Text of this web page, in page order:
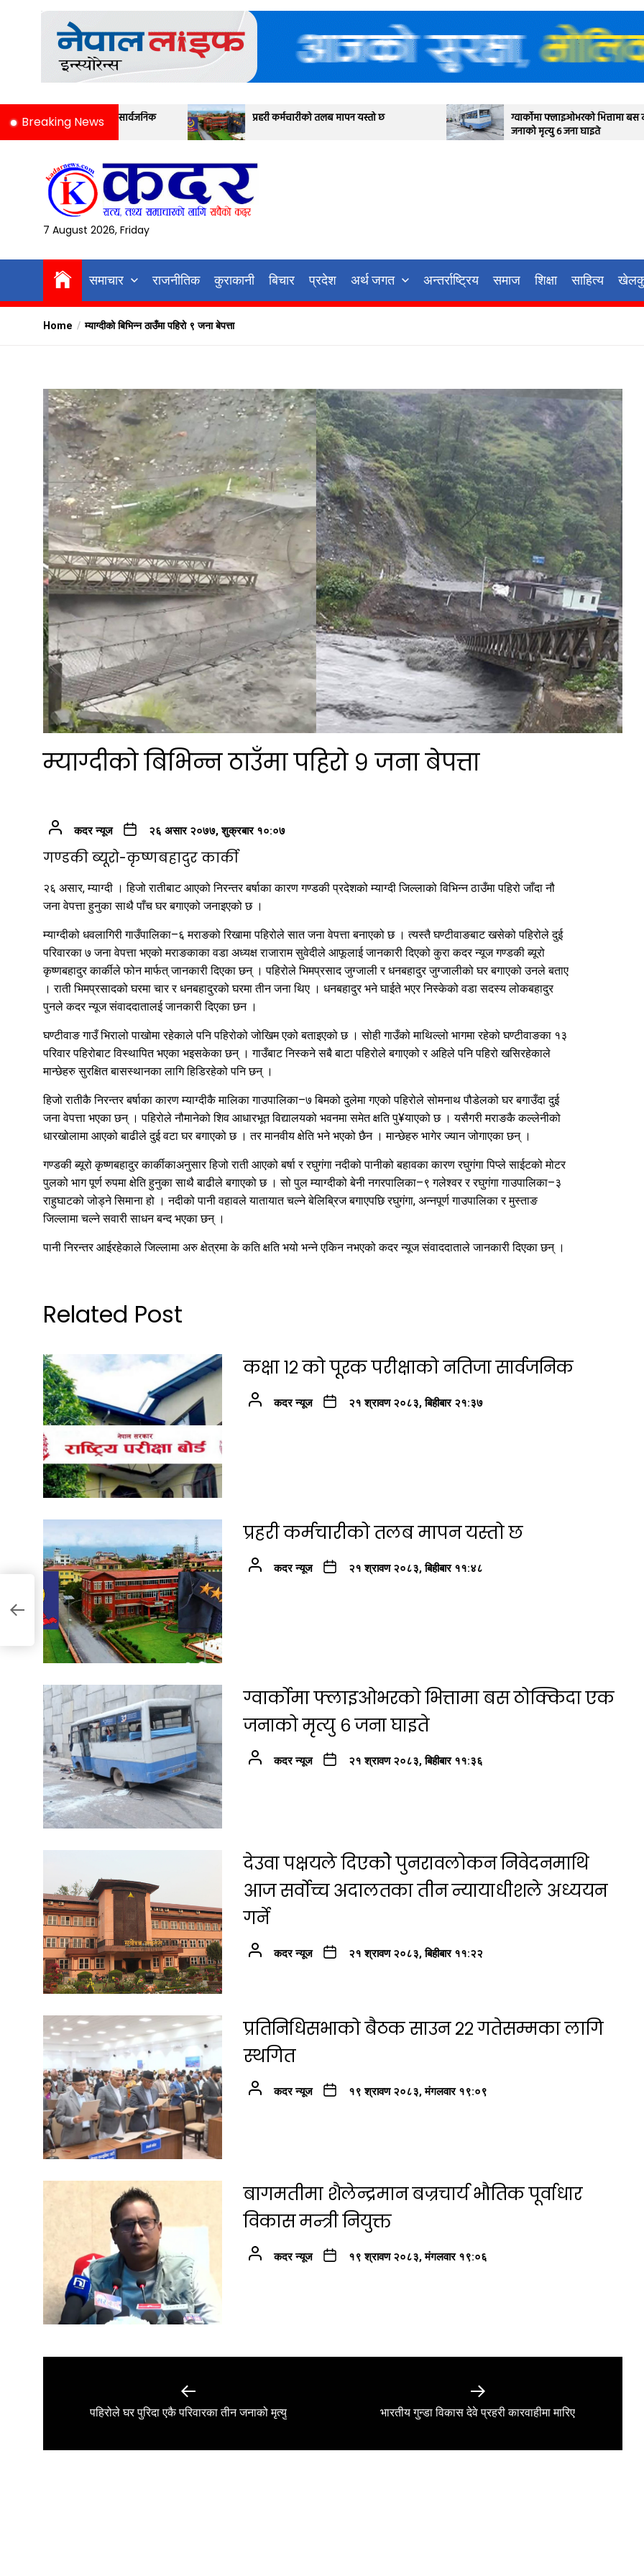
Breaking News प्रहरी कर्मचारीको तलब मापन यस्तो छ
ग्वार्कोमा फ्लाइओभरको भित्तामा बस ठोक्किदा एक
जनाको मृत्यु ६ जना घाइते
7 August 2026, Friday
समाचार राजनीतिक कुराकानी बिचार प्रदेश अर्थ जगत अन्तर्राष्ट्रिय समाज शिक्षा साहित्य
Home म्याग्दीको बिभिन्न ठाउँमा पहिरो ९ जना बेपत्ता
म्याग्दीको बिभिन्न ठाउँमा पहिरो ९ जना बेपत्ता
कदर न्यूज २६ असार २०७७, शुक्रबार १०:०७
गण्डकी ब्यूरो-कृष्णबहादुर कार्की
२६ असार, म्याग्दी । हिजो रातीबाट आएको निरन्तर बर्षाका कारण गण्डकी प्रदेशको म्याग्दी जिल्लाको विभिन्न ठाउँमा पहिरो जाँदा नौ
जना वेपत्ता हुनुका साथै पाँच घर बगाएको जनाइएको छ ।
म्याग्दीको धवलागिरी गाउँपालिका–६ मराङको रिखामा पहिरोले सात जना वेपत्ता बनाएको छ । त्यस्तै घण्टीवाङबाट खसेको पहिरोले दुई
परिवारका ७ जना वेपत्ता भएको मराङकाका वडा अध्यक्ष राजाराम सुवेदीले आफूलाई जानकारी दिएको कुरा कदर न्यूज गण्डकी ब्यूरो
कृष्णबहादुर कार्कीले फोन मार्फत् जानकारी दिएका छन् । पहिरोले भिमप्रसाद जुग्जाली र धनबहादुर जुग्जालीको घर बगाएको उनले बताए
। राती भिमप्रसादको घरमा चार र धनबहादुरको घरमा तीन जना थिए । धनबहादुर भने घाईते भएर निस्केको वडा सदस्य लोकबहादुर
पुनले कदर न्यूज संवाददातालई जानकारी दिएका छन ।
घण्टीवाङ गाउँ भिरालो पाखोमा रहेकाले पनि पहिरोको जोखिम एको बताइएको छ । सोही गाउँको माथिल्लो भागमा रहेको घण्टीवाङका १३
परिवार पहिरोबाट विस्थापित भएका भइसकेका छन् । गाउँबाट निस्कने सबै बाटा पहिरोले बगाएको र अहिले पनि पहिरो खसिरहेकाले
मान्छेहरु सुरक्षित बासस्थानका लागि हिडिरहेको पनि छन् ।
हिजो रातीकै निरन्तर बर्षाका कारण म्याग्दीकै मालिका गाउपालिका–७ बिमको दुलेमा गएको पहिरोले सोमनाथ पौडेलको घर बगाउँदा दुई
जना वेपत्ता भएका छन् । पहिरोले नौमानेको शिव आधारभूत विद्यालयको भवनमा समेत क्षति पु¥याएको छ । यसैगरी मराङकै कल्लेनीको
धारखोलामा आएको बाढीले दुई वटा घर बगाएको छ । तर मानवीय क्षेति भने भएको छैन । मान्छेहरु भागेर ज्यान जोगाएका छन् ।
गण्डकी ब्यूरो कृष्णबहादुर कार्कीकाअनुसार हिजो राती आएको बर्षा र रघुगंगा नदीको पानीको बहावका कारण रघुगंगा पिप्ले साईटको मोटर
पुलको भाग पूर्ण रुपमा क्षेति हुनुका साथै बाढीले बगाएको छ । सो पुल म्याग्दीको बेनी नगरपालिका–९ गलेश्वर र रघुगंगा गाउपालिका–३
राहुघाटको जोड्ने सिमाना हो । नदीको पानी वहावले यातायात चल्ने बेलिब्रिज बगाएपछि रघुगंगा, अन्नपूर्ण गाउपालिका र मुस्ताङ
जिल्लामा चल्ने सवारी साधन बन्द भएका छन् ।
पानी निरन्तर आईरहेकाले जिल्लामा अरु क्षेत्रमा के कति क्षति भयो भन्ने एकिन नभएको कदर न्यूज संवाददाताले जानकारी दिएका छन् ।
Related Post
कक्षा १२ को पूरक परीक्षाको नतिजा सार्वजनिक
कदर न्यूज २१ श्रावण २०८३, बिहीबार २१:३७
प्रहरी कर्मचारीको तलब मापन यस्तो छ
कदर न्यूज २१ श्रावण २०८३, बिहीबार ११:४८
ग्वार्कोमा फ्लाइओभरको भित्तामा बस ठोक्किदा एक
जनाको मृत्यु ६ जना घाइते
कदर न्यूज २१ श्रावण २०८३, बिहीबार ११:३६
देउवा पक्षयले दिएकोे पुनरावलोकन निवेदनमाथि
आज सर्वोच्च अदालतका तीन न्यायाधीशले अध्ययन
गर्ने
कदर न्यूज २१ श्रावण २०८३, बिहीबार ११:२२
प्रतिनिधिसभाको बैठक साउन २२ गतेसम्मका लागि
स्थगित
कदर न्यूज १९ श्रावण २०८३, मंगलवार १९:०९
बागमतीमा शैलेन्द्रमान बज्रचार्य भौतिक पूर्वाधार
विकास मन्त्री नियुक्त
कदर न्यूज १९ श्रावण २०८३, मंगलवार १९:०६
Previous
पहिरोले घर पुरिदा एकै परिवारका तीन जनाको मृत्यु
Next
भारतीय गुन्डा विकास देवे प्रहरी कारवाहीमा मारिए